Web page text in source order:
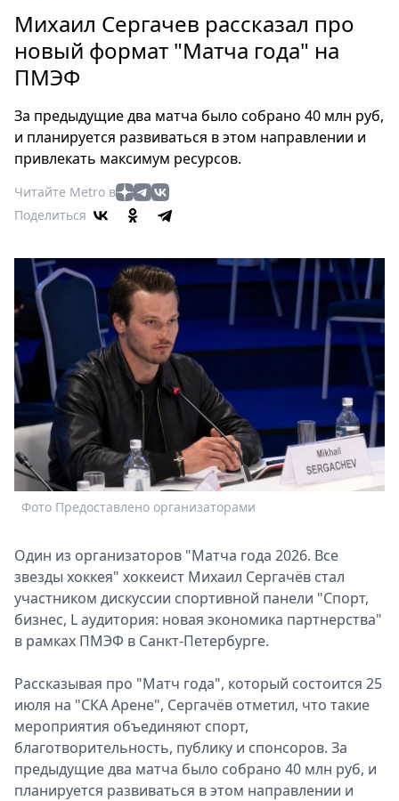
Россия
Мир
Туризм
Мода
Кино
Афиша
Выставки
Пресс-
релизы
О
Metro
Стримы
Спецпроекты
Звезды
Выборы
2026
Скачай
Михаил Сергачев рассказал про
новый формат "Матча года" на
ПМЭФ
За предыдущие два матча было собрано 40 млн руб,
и планируется развиваться в этом направлении и
привлекать максимум ресурсов.
Читайте Metro в
Поделиться
Фото Предоставлено организаторами
Один из организаторов "Матча года 2026. Все
звезды хоккея" хоккеист Михаил Сергачёв стал
участником дискуссии спортивной панели "Спорт,
бизнес, L аудитория: новая экономика партнерства"
в рамках ПМЭФ в Санкт-Петербурге.
Рассказывая про "Матч года", который состоится 25
июля на "СКА Арене", Сергачёв отметил, что такие
мероприятия объединяют спорт,
благотворительность, публику и спонсоров. За
предыдущие два матча было собрано 40 млн руб, и
планируется развиваться в этом направлении и